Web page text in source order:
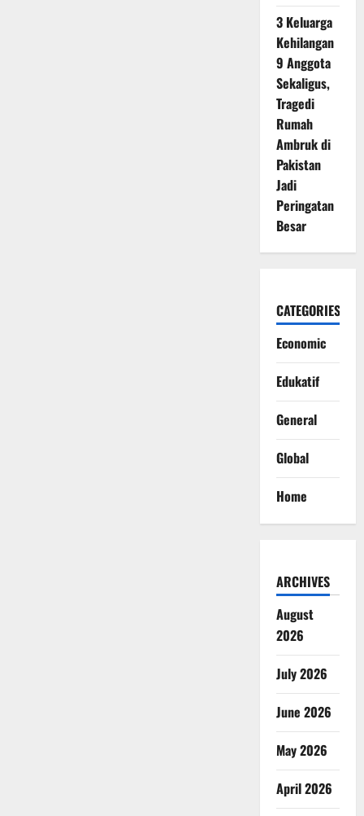
3 Keluarga
Kehilangan
9 Anggota
Sekaligus,
Tragedi
Rumah
Ambruk di
Pakistan
Jadi
Peringatan
Besar
CATEGORIES
Economic
Edukatif
General
Global
Home
ARCHIVES
August
2026
July 2026
June 2026
May 2026
April 2026